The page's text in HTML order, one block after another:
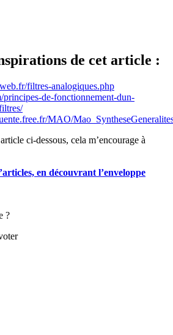
de cet article :
filtres-analogiques.php
principes-de-fonctionnement-dun-
MAO/
ci-dessous, cela m’encourage à
en découvrant l’enveloppe
?